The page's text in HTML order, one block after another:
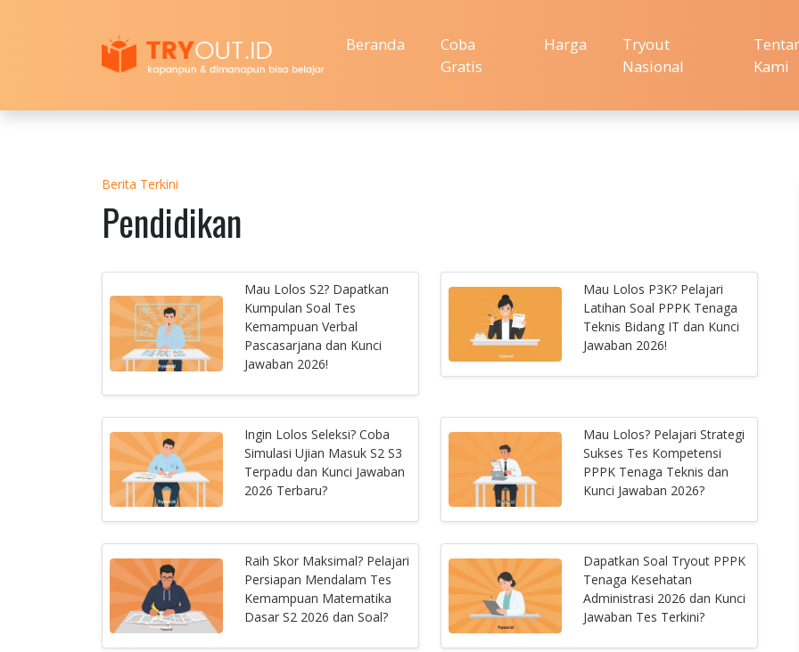
Beranda
Coba
Gratis
Harga
Tryout
Nasional
Kami
Berita Terkini
Pendidikan
Mau Lolos S2? Dapatkan
Kumpulan Soal Tes
Kemampuan Verbal
Pascasarjana dan Kunci
Jawaban 2026!
Mau Lolos P3K? Pelajari
Latihan Soal PPPK Tenaga
Teknis Bidang IT dan Kunci
Jawaban 2026!
Ingin Lolos Seleksi? Coba
Simulasi Ujian Masuk S2 S3
Terpadu dan Kunci Jawaban
2026 Terbaru?
Mau Lolos? Pelajari Strategi
Sukses Tes Kompetensi
PPPK Tenaga Teknis dan
Kunci Jawaban 2026?
Raih Skor Maksimal? Pelajari
Persiapan Mendalam Tes
Kemampuan Matematika
Dasar S2 2026 dan Soal?
Dapatkan Soal Tryout PPPK
Tenaga Kesehatan
Administrasi 2026 dan Kunci
Jawaban Tes Terkini?